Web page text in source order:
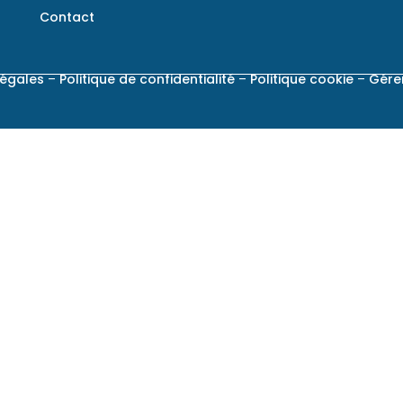
Contact
–Politique de confidentialité–Politique cookie–